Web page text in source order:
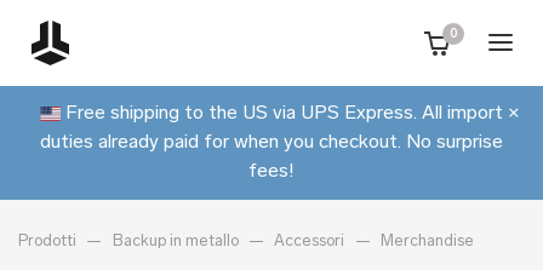
0
Free shipping to the US via UPS Express. All import
duties already paid for when you checkout. No surprise
fees!
×
Prodotti Backup in metallo Accessori Merchandise